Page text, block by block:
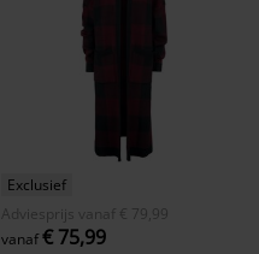
Exclusief
Adviesprijs
vanaf € 79,99
vanaf€ 75,99